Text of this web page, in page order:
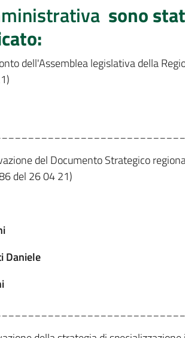
sono
dell'Assemblea legislativa della
del Documento Strategico
del 26 04 21)
Daniele